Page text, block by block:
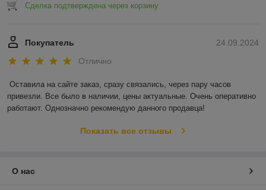
Сделка подтверждена через корзину
24.09.2024
Покупатель
Отлично
Оставила на сайте заказ, сразу связались, через пару часов
привезли. Все было в наличии, цены актуальные. Очень оперативно
работают. Однозначно рекомендую данного продавца!
Показать все отзывы
О нас